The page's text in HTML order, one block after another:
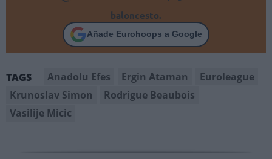
baloncesto.
Añade Eurohoops a Google
TAGS Anadolu Efes Ergin Ataman
Euroleague
Krunoslav Simon
Rodrigue Beaubois
Vasilije Micic